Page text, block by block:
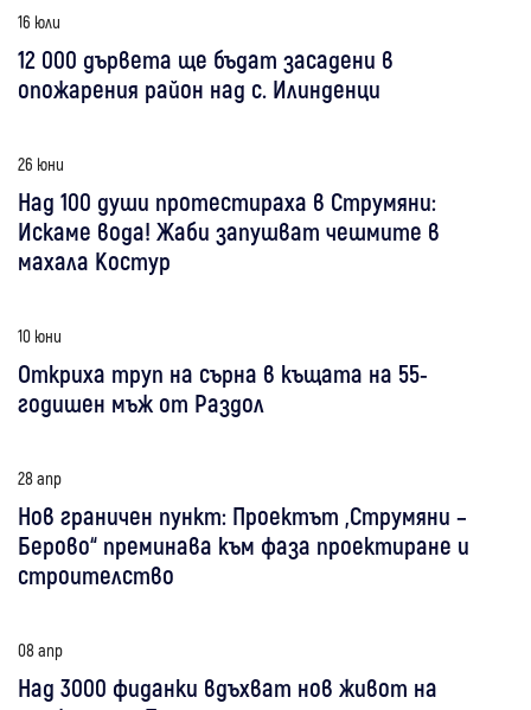
16 юли
12 000 дървета ще бъдат засадени в
опожарения район над с. Илинденци
26 юни
Над 100 души протестираха в Струмяни:
Искаме вода! Жаби запушват чешмите в
махала Костур
10 юни
Откриха труп на сърна в къщата на 55-
годишен мъж от Раздол
28 апр
Нов граничен пункт: Проектът „Струмяни –
Берово“ преминава към фаза проектиране и
строителство
08 апр
Над 3000 фиданки вдъхват нов живот на